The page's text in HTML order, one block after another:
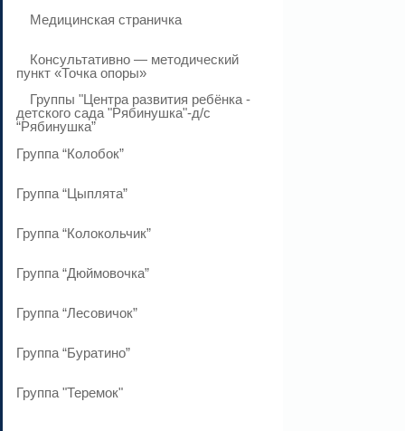
Медицинская страничка
Консультативно — методический
пункт «Точка опоры»
Группы "Центра развития ребёнка -
детского сада "Рябинушка"-д/с
“Рябинушка”
Группа “Колобок”
Группа “Цыплята”
Группа “Колокольчик”
Группа “Дюймовочка”
Группа “Лесовичок”
Группа “Буратино”
Группа "Теремок"